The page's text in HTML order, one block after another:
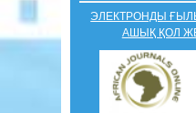
ЭЛЕКТРОНДЫ
АШЫҚ ҚОЛ